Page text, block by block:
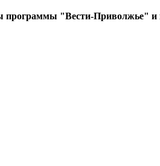
"Вести-Приволжье"